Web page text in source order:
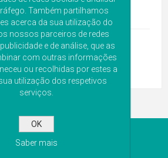
Também partilhamos
acerca da sua utilização do
nossos parceiros de redes
e de análise, que as
com outras informações
ou recolhidas por estes a
utilização dos respetivos
serviços.
OK
Saber mais